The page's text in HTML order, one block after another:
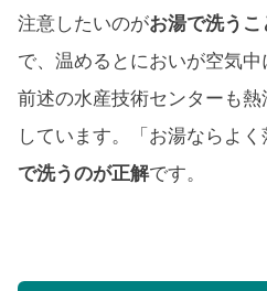
注意したいのがお湯で洗うこ
で、温めるとにおいが空気中
前述の水産技術センターも
しています。「お湯ならよく
で洗うのが正解です。